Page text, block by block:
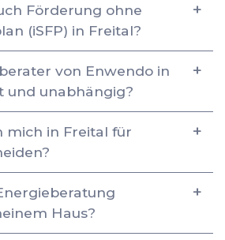
Förderung ohne
(iSFP) in Freital?
von Enwendo in
und unabhängig?
mich in Freital für
Haus?